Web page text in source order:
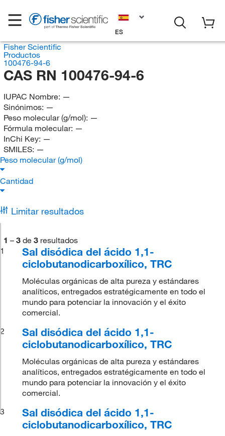
ES
Fisher Scientific
Productos
100476-94-6
CAS RN 100476-94-6
IUPAC Nombre: —
Sinónimos: —
Peso molecular (g/mol): —
Fórmula molecular: —
InChi Key: —
SMILES: —
Peso molecular (g/mol)
Cantidad
Limitar resultados
1 – 3 de 3 resultados
1
Sal disódica del ácido 1,1-
ciclobutanodicarboxílico, TRC
Moléculas orgánicas de alta pureza y estándares
analíticos, entregados estratégicamente en todo el
mundo para potenciar la innovación y el éxito
comercial.
2
Sal disódica del ácido 1,1-
ciclobutanodicarboxílico, TRC
Moléculas orgánicas de alta pureza y estándares
analíticos, entregados estratégicamente en todo el
mundo para potenciar la innovación y el éxito
comercial.
3
Sal disódica del ácido 1,1-
ciclobutanodicarboxílico, TRC